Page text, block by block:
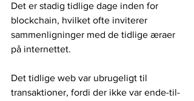
Det er stadig tidlige dage inden for
blockchain, hvilket ofte inviterer
sammenligninger med de tidlige æraer
på internettet.
Det tidlige web var ubrugeligt til
transaktioner, fordi der ikke var ende-til-